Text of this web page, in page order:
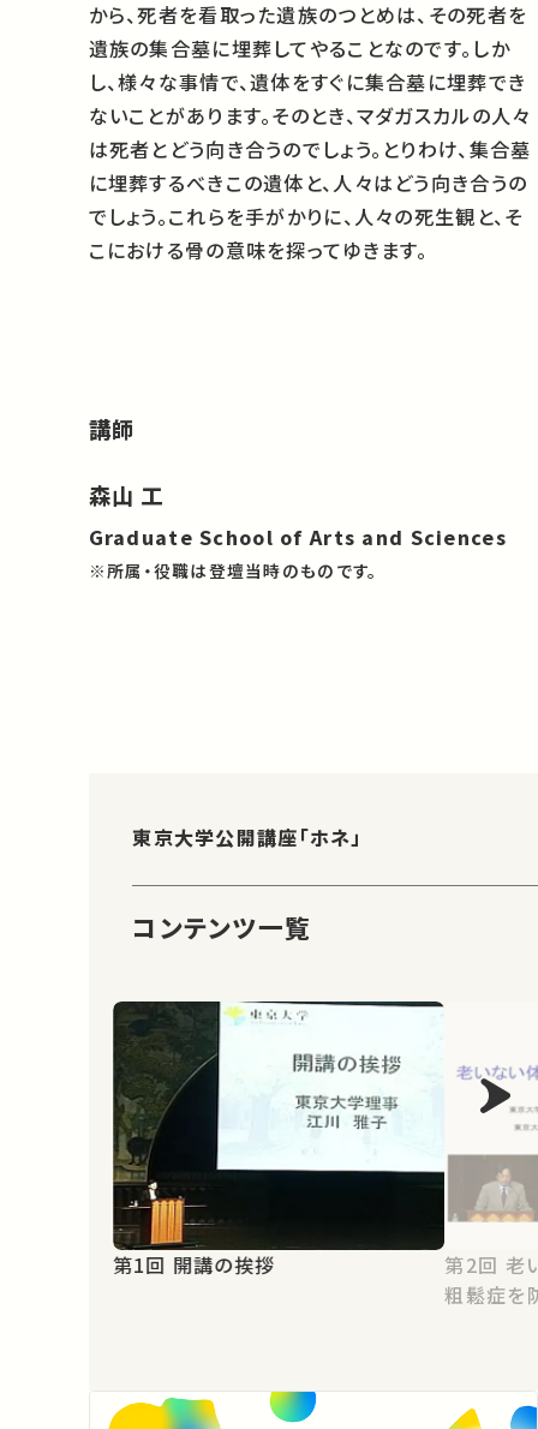
から、死者を看取った遺族のつとめは、その死者を
遺族の集合墓に埋葬してやることなのです。しか
し、様々な事情で、遺体をすぐに集合墓に埋葬でき
ないことがあります。そのとき、マダガスカルの人々
は死者とどう向き合うのでしょう。とりわけ、集合墓
に埋葬するべきこの遺体と、人々はどう向き合うの
でしょう。これらを手がかりに、人々の死生観と、そ
こにおける骨の意味を探ってゆきます。
講師
森山 工
Graduate School of Arts and Sciences
※所属・役職は登壇当時のものです。
東京大学公開講座「ホネ」
コンテンツ一覧
第1回 開講の挨拶
第2回 老いない体のつくり方 ―骨
粗鬆症を